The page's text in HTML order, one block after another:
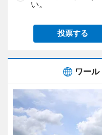
い。
投票する
ワー